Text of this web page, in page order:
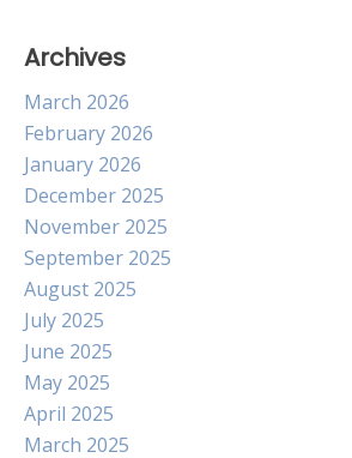
Archives
March 2026
February 2026
January 2026
December 2025
November 2025
September 2025
August 2025
July 2025
June 2025
May 2025
April 2025
March 2025